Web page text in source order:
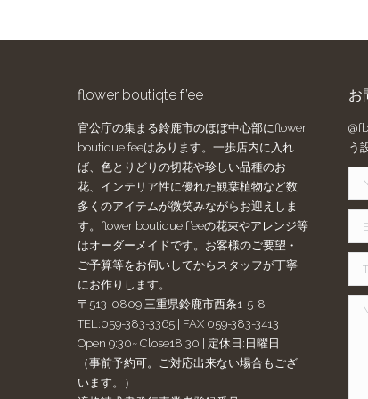
flower boutiqte f’ee
官公庁の集まる鈴鹿市のほぼ中心部にflower
boutique feeはあります。一歩店内に入れ
ば、色とりどりの切花や珍しい品種のお
花、インテリア性に優れた観葉植物など数
多くのアイテムが微笑みながらお迎えしま
す。flower boutique f’eeの花束やアレンジ等
はオーダーメイドです。お客様のご要望・
ご予算等をお伺いしてからスタッフが丁寧
にお作りします。
〒513-0809 三重県鈴鹿市西条1-5-8
TEL:059-383-3365 | FAX 059-383-3413
Open 9:30~ Close18:30 | 定休日:日曜日
（事前予約可。ご対応出来ない場合もござ
います。）
お
う